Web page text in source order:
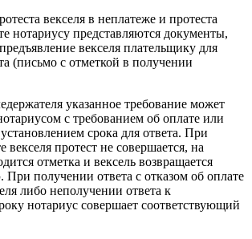
векселя в неплатеже и протеста
нотариусу представляются документы,
векселя плательщику для
(письмо с отметкой в получении
указанное требование может
с требованием об оплате или
срока для ответа. При
векселя протест не совершается, на
отметка и вексель возвращается
При получении ответа с отказом об оплате
либо неполучении ответа к
нотариус совершает соответствующий